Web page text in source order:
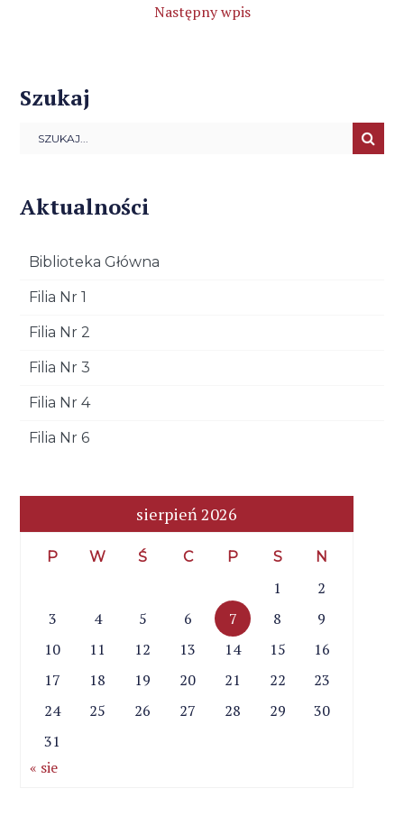
Następny wpis
Szukaj
Aktualności
Biblioteka Główna
Filia Nr 1
Filia Nr 2
Filia Nr 3
Filia Nr 4
Filia Nr 6
sierpień 2026
P W Ś C P S N
1
2
3
4 5 6 7 8
9
10
11 12 13 14 15
16
17
18 19 20 21 22
23
24
25 26 27 28 29
30
31
« sie